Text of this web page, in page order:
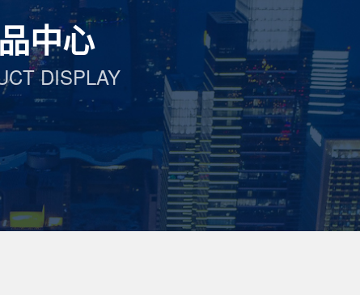
中心
DISPLAY